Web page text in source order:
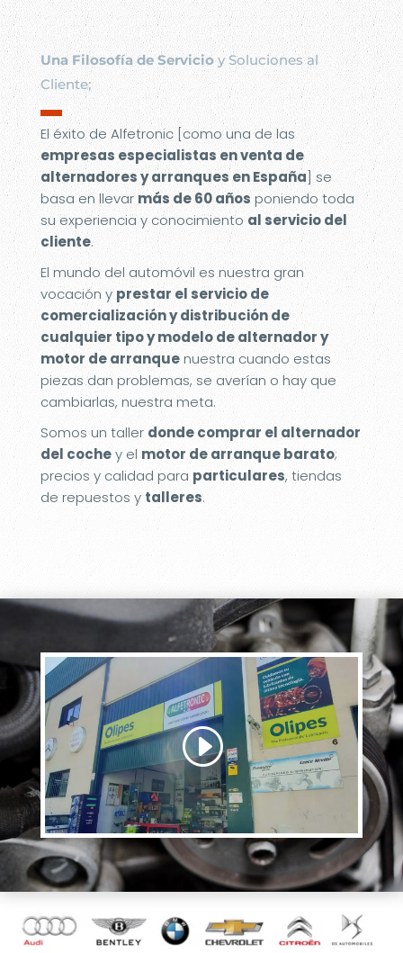
Una Filosofía de Servicioy Soluciones al
Cliente;
▬
El éxito de Alfetronic [como una de las
empresas especialistas en venta de
alternadores y arranques en España] se
basa en llevarmás de 60 añosponiendo toda
su experiencia y conocimiento al servicio del
cliente.
El mundo del automóvil es nuestra gran
vocación y prestar el servicio de
comercialización y distribución de
cualquier tipo y modelo de alternador y
motor de arranquenuestra cuando estas
piezas dan problemas, se averían o hay que
cambiarlas, nuestra meta.
Somos un taller donde comprar el alternador
del cochey el motor de arranque barato;
precios y calidad para particulares, tiendas
de repuestos y talleres.